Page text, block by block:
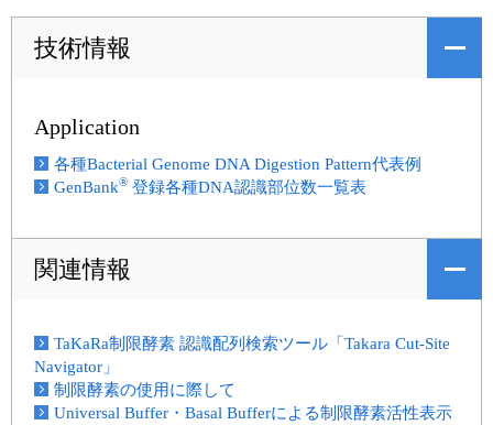
技術情報
Application
各種Bacterial Genome DNA Digestion Pattern代表例
GenBank® 登録各種DNA認識部位数一覧表
関連情報
TaKaRa制限酵素 認識配列検索ツール「Takara Cut-Site
Navigator」
制限酵素の使用に際して
Universal Buffer・Basal Bufferによる制限酵素活性表示